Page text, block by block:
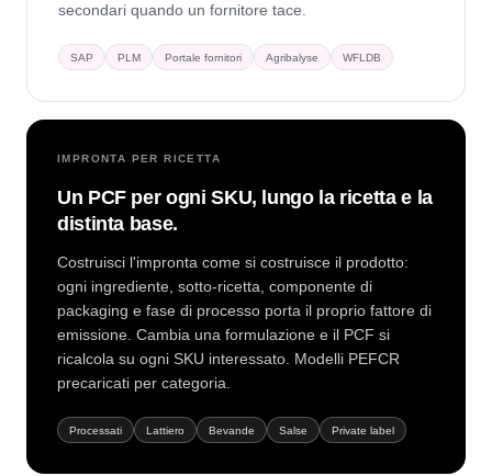
secondari quando un fornitore tace.
SAP PLM Portale fornitori Agribalyse WFLDB
IMPRONTA PER RICETTA
Un PCF per ogni SKU, lungo la ricetta e la
distinta base.
Costruisci l'impronta come si costruisce il prodotto:
ogni ingrediente, sotto-ricetta, componente di
packaging e fase di processo porta il proprio fattore di
emissione. Cambia una formulazione e il PCF si
ricalcola su ogni SKU interessato. Modelli PEFCR
precaricati per categoria.
Processati Lattiero Bevande Salse Private label